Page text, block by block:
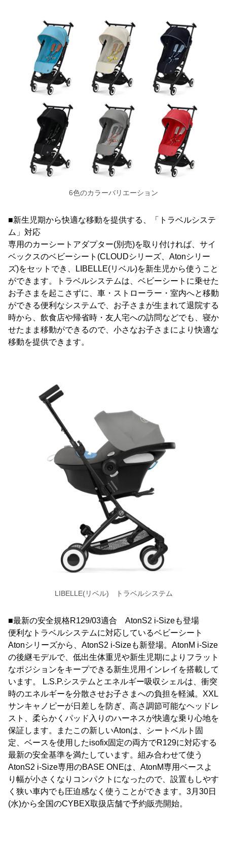
6色のカラーバリエーション
■新生児期から快適な移動を提供する、「トラベルシステ
ム」対応
専用のカーシートアダプター(別売)を取り付ければ、サイ
ベックスのベビーシート(CLOUDシリーズ、Atonシリー
ズ)をセットでき、LIBELLE(リベル)を新生児から使うこと
ができます。トラベルシステムは、ベビーシートに乗せた
お子さまを起こさずに、車・ストローラー・室内へと移動
ができる便利なシステムで、お子さまが生まれて退院する
時から、飲食店や帰省時・友人宅への訪問などでも、寝か
せたまま移動ができるので、小さなお子さまにより快適な
移動を提供できます。
LIBELLE(リベル) トラベルシステム
■最新の安全規格R129/03適合 AtonS2 i-Sizeも登場
便利なトラベルシステムに対応しているベビーシート
Atonシリーズから、AtonS2 i-Sizeも新登場。AtonM i-Size
の後継モデルで、低出生体重児や新生児期によりフラット
なポジションをキープできる新生児用インレイを搭載して
います。 L.S.P.システムとエネルギー吸収シェルは、衝突
時のエネルギーを分散させお子さまへの負担を軽減。XXL
サンキャノピーが日差しを防ぎ、高さ調節可能なヘッドレ
スト、柔らかくパッド入りのハーネスが快適な乗り心地を
保証します。またこの新しいAtonは、シートベルト固
定、ベースを使用したisofix固定の両方でR129に対応する
最新の安全基準を満たしています。組み合わせて使う
AtonS2 i-Size専用のBASE ONEは、AtonM専用ベースよ
り幅が小さくなりコンパクトになったので、設置もしやす
く狭い車内でも圧迫感なく使うことができます。3月30日
(水)から全国のCYBEX取扱店舗で予約販売開始。